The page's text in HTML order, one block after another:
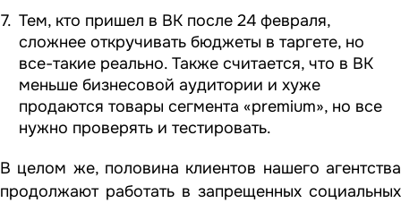
Тем, кто пришел в ВК после 24 февраля,
сложнее откручивать бюджеты в таргете, но
все-такие реально. Также считается, что в ВК
меньше бизнесовой аудитории и хуже
продаются товары сегмента «premium», но все
нужно проверять и тестировать.
В целом же, половина клиентов нашего агентства
продолжают работать в запрещенных социальных